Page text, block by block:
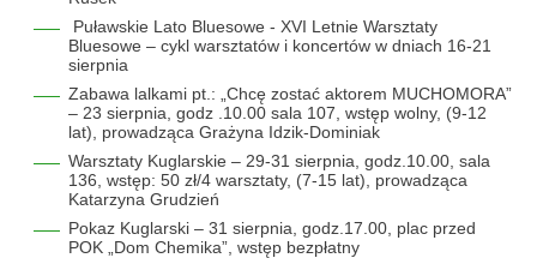
Puławskie Lato Bluesowe - XVI Letnie Warsztaty
Bluesowe – cykl warsztatów i koncertów w dniach 16-21
sierpnia
Zabawa lalkami pt.: „Chcę zostać aktorem MUCHOMORA”
– 23 sierpnia, godz .10.00 sala 107, wstęp wolny, (9-12
lat), prowadząca Grażyna Idzik-Dominiak
Warsztaty Kuglarskie – 29-31 sierpnia, godz.10.00, sala
136, wstęp: 50 zł/4 warsztaty, (7-15 lat), prowadząca
Katarzyna Grudzień
Pokaz Kuglarski – 31 sierpnia, godz.17.00, plac przed
POK „Dom Chemika”, wstęp bezpłatny